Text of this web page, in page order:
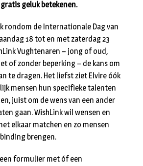
geluk betekenen.
rondom de Internationale Dag van
18 tot en met zaterdag 23
Vughtenaren – jong of oud,
of zonder beperking – de kans om
te dragen. Het liefst ziet Elvire óók
mensen hun specifieke talenten
juist om de wens van een ander
gaan. WishLink wil wensen en
elkaar matchen en zo mensen
brengen.
formulier met óf een